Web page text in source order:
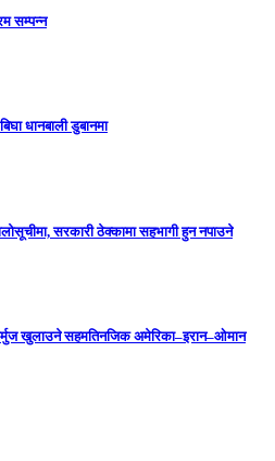
सम्पन्न
धानबाली डुबानमा
सरकारी ठेक्कामा सहभागी हुन नपाउने
खुलाउने सहमतिनजिक अमेरिका–इरान–ओमान